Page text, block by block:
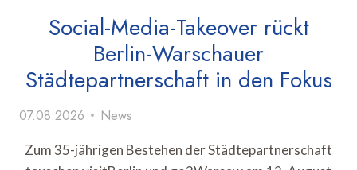
Social-Media-Takeover rückt
Berlin-Warschauer
Städtepartnerschaft in den Fokus
07.08.2026 News
Zum 35-jährigen Bestehen der Städtepartnerschaft